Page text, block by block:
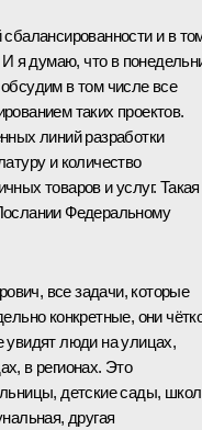
и в
я думаю, что в
в том числе все
таких проектов.
линий разработки
и количество
товаров и услуг. Такая
Федеральному
все задачи, которые
конкретные, они
увидят люди на улицах,
в регионах. Это
детские сады,
другая